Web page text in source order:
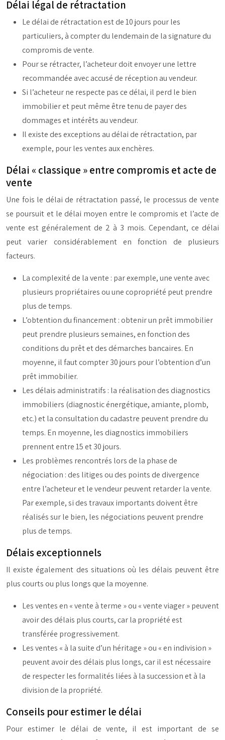
Délai légal de rétractation
Le délai de rétractation est de 10 jours pour les
particuliers, à compter du lendemain de la signature du
compromis de vente.
Pour se rétracter, l’acheteur doit envoyer une lettre
recommandée avec accusé de réception au vendeur.
Si l’acheteur ne respecte pas ce délai, il perd le bien
immobilier et peut même être tenu de payer des
dommages et intérêts au vendeur.
Il existe des exceptions au délai de rétractation, par
exemple, pour les ventes aux enchères.
Délai « classique » entre compromis et acte de
vente
Une fois le délai de rétractation passé, le processus de vente
se poursuit et le délai moyen entre le compromis et l’acte de
vente est généralement de 2 à 3 mois. Cependant, ce délai
peut varier considérablement en fonction de plusieurs
facteurs.
La complexité de la vente : par exemple, une vente avec
plusieurs propriétaires ou une copropriété peut prendre
plus de temps.
L’obtention du financement : obtenir un prêt immobilier
peut prendre plusieurs semaines, en fonction des
conditions du prêt et des démarches bancaires. En
moyenne, il faut compter 30 jours pour l’obtention d’un
prêt immobilier.
Les délais administratifs : la réalisation des diagnostics
immobiliers (diagnostic énergétique, amiante, plomb,
etc.) et la consultation du cadastre peuvent prendre du
temps. En moyenne, les diagnostics immobiliers
prennent entre 15 et 30 jours.
Les problèmes rencontrés lors de la phase de
négociation : des litiges ou des points de divergence
entre l’acheteur et le vendeur peuvent retarder la vente.
Par exemple, si des travaux importants doivent être
réalisés sur le bien, les négociations peuvent prendre
plus de temps.
Délais exceptionnels
Il existe également des situations où les délais peuvent être
plus courts ou plus longs que la moyenne.
Les ventes en « vente à terme » ou « vente viager » peuvent
avoir des délais plus courts, car la propriété est
transférée progressivement.
Les ventes « à la suite d’un héritage » ou « en indivision »
peuvent avoir des délais plus longs, car il est nécessaire
de respecter les formalités liées à la succession et à la
division de la propriété.
Conseils pour estimer le délai
Pour estimer le délai de vente, il est important de se